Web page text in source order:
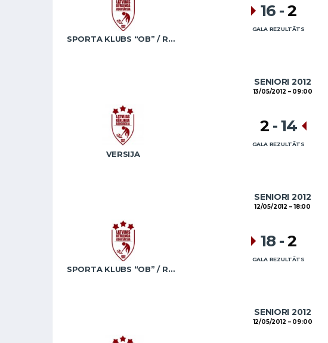
SPORTA KLUBS “OB” / REGŽA
16 -2
GALA REZULTĀTS
SENIORI 2012
13/05/2012 09:00
VERSIJA
2 -14
GALA REZULTĀTS
SENIORI 2012
12/05/2012 18:00
SPORTA KLUBS “OB” / REGŽA
18 -2
GALA REZULTĀTS
SENIORI 2012
12/05/2012 09:00